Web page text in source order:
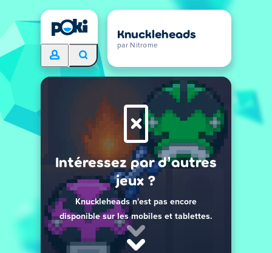
Knuckleheads
par Nitrome
Intéressez par d’autres
jeux ?
Knuckleheads n'est pas encore
disponible sur les mobiles et tablettes.